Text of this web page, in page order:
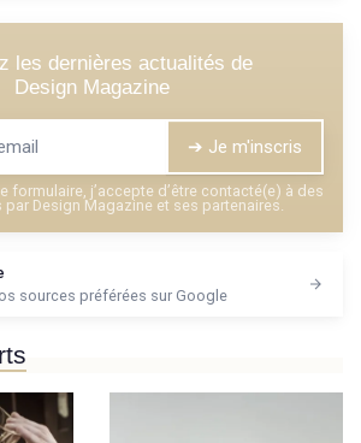
les dernières actualités de
Design Magazine
➔ Je m'inscris
formulaire, j’accepte d’être contacté(e) à des
Design Magazine et ses partenaires.
sources préférées sur Google